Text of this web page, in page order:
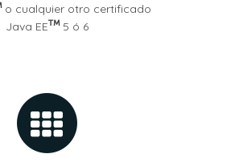
o cualquier otro certificado
Java EE
5 ó 6